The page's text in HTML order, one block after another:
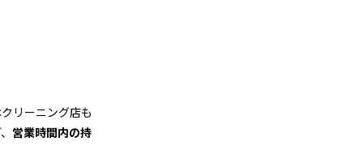
リーニング店も
営業時間内の持